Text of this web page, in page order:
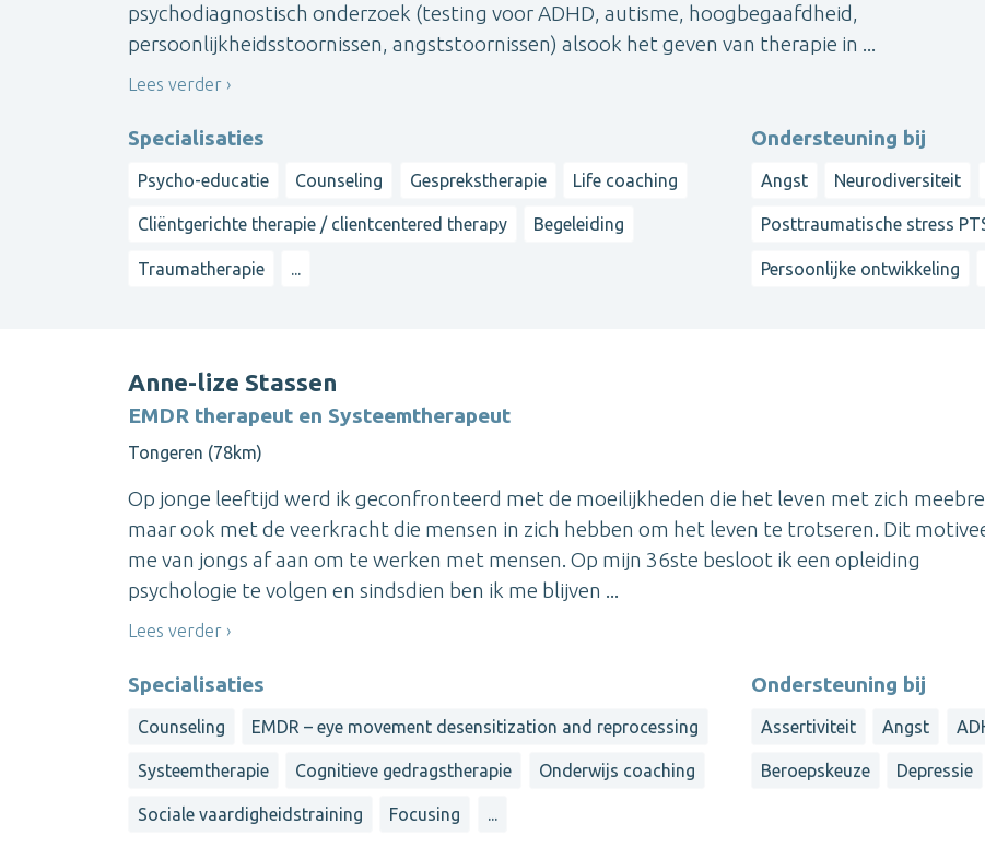
psychodiagnostisch onderzoek (testing voor ADHD, autisme, hoogbegaafdheid,
persoonlijkheidsstoornissen, angststoornissen) alsook het geven van therapie in ...
Lees verder
Specialisaties
Psycho-educatie Counseling Gesprekstherapie Life coaching
Cliëntgerichte therapie / clientcentered therapy Begeleiding
Traumatherapie
Ondersteuning bij
Angst Neurodiversiteit
Posttraumatische stress
Persoonlijke ontwikkeling
Anne-lize Stassen
EMDR therapeut en Systeemtherapeut
Tongeren (78km)
Op jonge leeftijd werd ik geconfronteerd met de moeilijkheden die het leven met zich
maar ook met de veerkracht die mensen in zich hebben om het leven te trotseren. Dit
me van jongs af aan om te werken met mensen. Op mijn 36ste besloot ik een opleiding
psychologie te volgen en sindsdien ben ik me blijven ...
Lees verder
Specialisaties
Counseling EMDR – eye movement desensitization and reprocessing
Systeemtherapie Cognitieve gedragstherapie Onderwijs coaching
Sociale vaardigheidstraining Focusing ...
Ondersteuning bij
Assertiviteit Angst
Beroepskeuze Depressie